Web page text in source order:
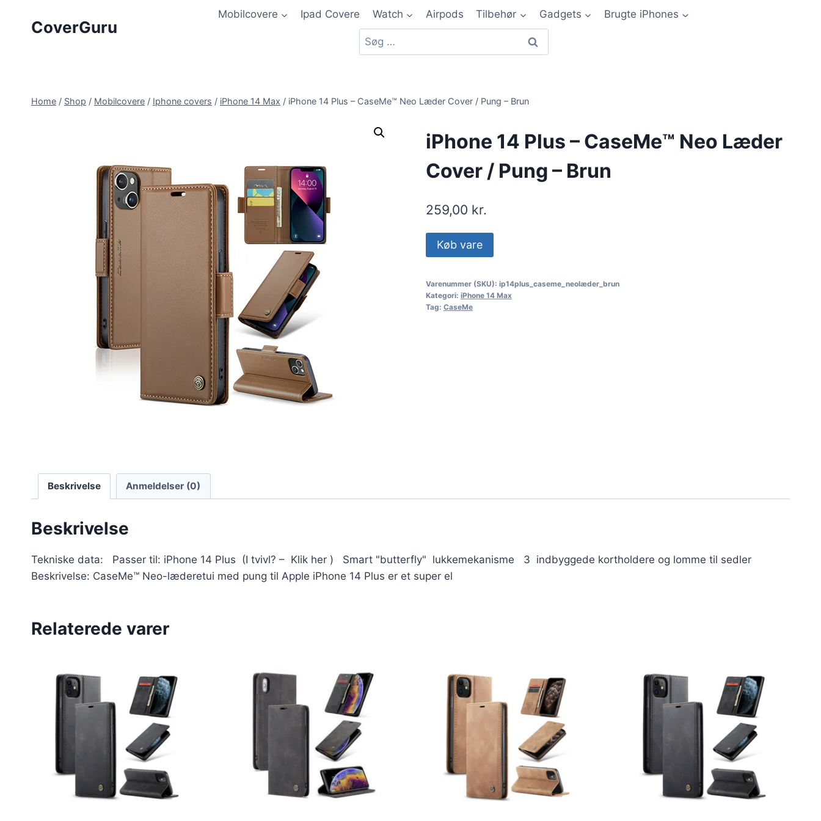
CoverGuru
Mobilcovere Ipad Covere Watch Airpods Tilbehør Gadgets Brugte iPhones
Home / Shop / Mobilcovere / Iphone covers / iPhone 14 Max / iPhone 14 Plus – CaseMe™ Neo Læder Cover / Pung – Brun
iPhone 14 Plus – CaseMe™ Neo Læder
Cover / Pung – Brun
259,00 kr.
Køb vare
Varenummer (SKU): ip14plus_caseme_neolæder_brun
Kategori: iPhone 14 Max
Tag: CaseMe
Beskrivelse Anmeldelser (0)
Beskrivelse
Tekniske data: Passer til: iPhone 14 Plus (I tvivl? – Klik her ) Smart "butterfly" lukkemekanisme 3 indbyggede kortholdere og lomme til sedler
Beskrivelse: CaseMe™ Neo-læderetui med pung til Apple iPhone 14 Plus er et super el
Relaterede varer